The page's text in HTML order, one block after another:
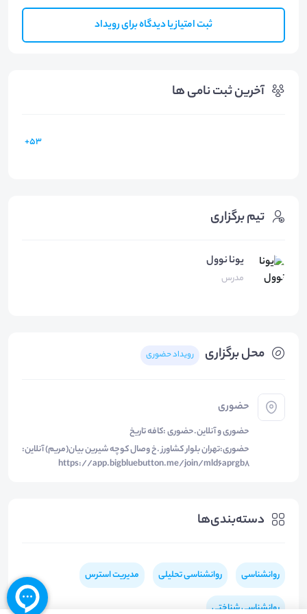
ثبت امتیاز یا دیدگاه برای رویداد
آخرین ثبت نامی ها
53+
محل برگزاری رویداد حضوری
حضوری
حضوری و آنلاین.حضوری :کافه تاریخ
حضوری:تهران بلوار کشاورز .خ وصال کوچه شیرین بیان(مریم) آنلاین:
https://app.bigbluebutton.me/join/mld6aprgb8
دسته‌بندی‌ها
روانشناسی روانشناسی تحلیلی مدیریت استرس
روانشناسی شناختی
تیم برگزاری
یونا نوول
مدرس